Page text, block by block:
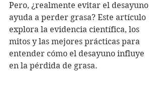
Pero, ¿realmente evitar el desayuno
ayuda a perder grasa? Este artículo
explora la evidencia científica, los
mitos y las mejores prácticas para
entender cómo el desayuno influye
en la pérdida de grasa.